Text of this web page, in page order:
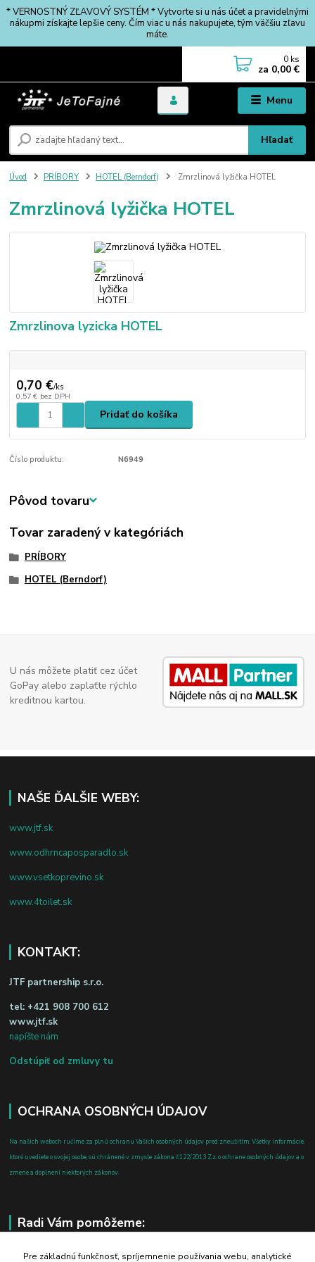
* VERNOSTNÝ ZĽAVOVÝ SYSTÉM * Vytvorte si u nás účet a pravidelnými
nákupmi získajte lepšie ceny. Čím viac u nás nakupujete, tým väčšiu zľavu
máte.
Menu
Hľadať
0 ks
za 0,00 €
Úvod PRÍBORY HOTEL (Berndorf) Zmrzlinová lyžička HOTEL
Zmrzlinová lyžička HOTEL
Zmrzlinova lyzicka HOTEL
0,70 €/ks
0,57 € bez DPH
Pridať do košíka
Číslo produktu: N6949
Pôvod tovaru
Tovar zaradený v kategóriách
PRÍBORY
HOTEL (Berndorf)
U nás môžete platiť cez účet
GoPay alebo zaplaťte rýchlo
kreditnou kartou.
NAŠE ĎALŠIE WEBY:
www.jtf.sk
www.odhrncaposparadlo.sk
www.vsetkoprevino.sk
www.4toilet.sk
KONTAKT:
JTF partnership s.r.o.
tel: +421 908 700 612
www.jtf.sk
napíšte nám
Odstúpiť od zmluvy tu
OCHRANA OSOBNÝCH ÚDAJOV
Na našich weboch ručíme za plnú ochranu Vašich osobných údajov pred zneužitím. Všetky informácie,
ktoré uvediete o svojej osobe, sú chránené v zmysle zákona č.122/2013 Z.z. o ochrane osobných údajov a o
zmene a doplnení niektorých zákonov.
Radi Vám pomôžeme:
+421 908 700 612
Pre základnú funkčnosť, spríjemnenie používania webu, analytické